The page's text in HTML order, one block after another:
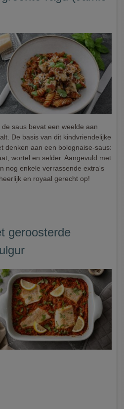
saus bevat een weelde aan
De basis van dit kindvriendelijke
denken aan een bolognaise-saus:
wortel en selder. Aangevuld met
nog enkele verrassende extra's
en royaal gerecht op!
geroosterde